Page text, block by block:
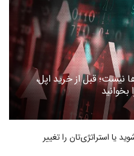
نیست؛ قبل از خرید اپل،
یا استراتژی‌تان را تغییر